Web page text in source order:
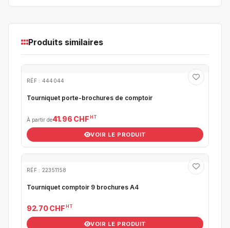
Produits similaires
RÉF : 444044
Tourniquet porte-brochures de comptoir
À partir de41.96 CHF HT
VOIR LE PRODUIT
RÉF : 22351158
Tourniquet comptoir 9 brochures A4
92.70 CHF HT
VOIR LE PRODUIT